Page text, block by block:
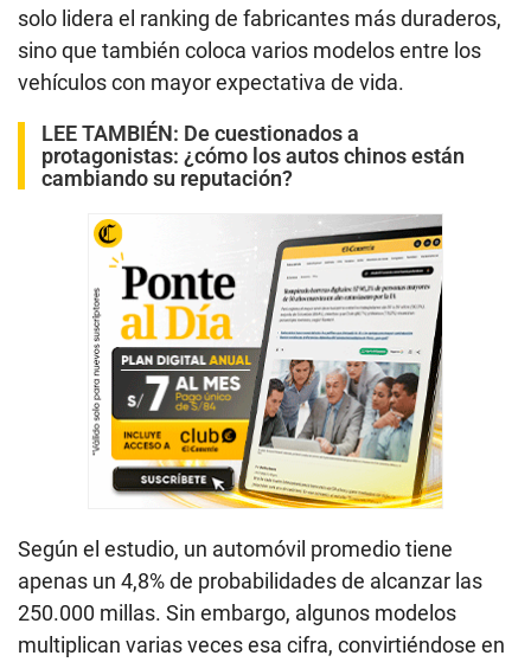
solo lidera el ranking de fabricantes más duraderos,
sino que también coloca varios modelos entre los
vehículos con mayor expectativa de vida.
LEE TAMBIÉN: De cuestionados a
protagonistas: ¿cómo los autos chinos están
cambiando su reputación?
Según el estudio, un automóvil promedio tiene
apenas un 4,8% de probabilidades de alcanzar las
250.000 millas. Sin embargo, algunos modelos
multiplican varias veces esa cifra, convirtiéndose en